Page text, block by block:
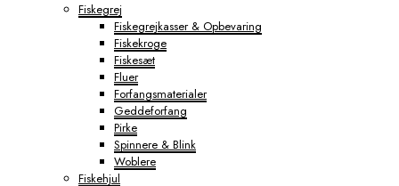
Fiskegrej
Fiskegrejkasser & Opbevaring
Fiskekroge
Fiskesæt
Fluer
Forfangsmaterialer
Geddeforfang
Pirke
Spinnere & Blink
Woblere
Fiskehjul